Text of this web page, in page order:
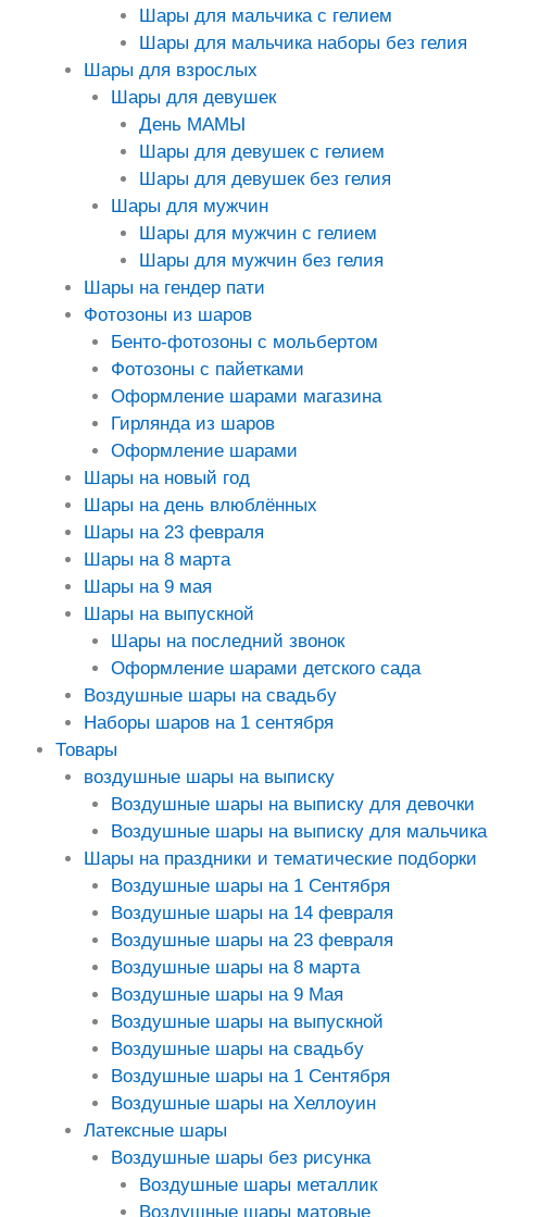
Шары для мальчика с гелием
Шары для мальчика наборы без гелия
Шары для взрослых
Шары для девушек
День МАМЫ
Шары для девушек с гелием
Шары для девушек без гелия
Шары для мужчин
Шары для мужчин с гелием
Шары для мужчин без гелия
Шары на гендер пати
Фотозоны из шаров
Бенто-фотозоны с мольбертом
Фотозоны с пайетками
Оформление шарами магазина
Гирлянда из шаров
Оформление шарами
Шары на новый год
Шары на день влюблённых
Шары на 23 февраля
Шары на 8 марта
Шары на 9 мая
Шары на выпускной
Шары на последний звонок
Оформление шарами детского сада
Воздушные шары на свадьбу
Наборы шаров на 1 сентября
Товары
воздушные шары на выписку
Воздушные шары на выписку для девочки
Воздушные шары на выписку для мальчика
Шары на праздники и тематические подборки
Воздушные шары на 1 Сентября
Воздушные шары на 14 февраля
Воздушные шары на 23 февраля
Воздушные шары на 8 марта
Воздушные шары на 9 Мая
Воздушные шары на выпускной
Воздушные шары на свадьбу
Воздушные шары на 1 Сентября
Воздушные шары на Хеллоуин
Латексные шары
Воздушные шары без рисунка
Воздушные шары металлик
Воздушные шары матовые